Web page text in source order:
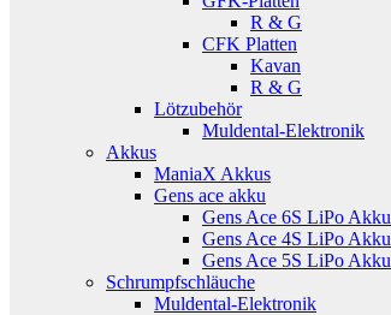
R & G
CFK Platten
Kavan
R & G
Lötzubehör
Muldental-Elektronik
Akkus
ManiaX Akkus
Gens ace akku
Gens Ace 6S LiPo Akku
Gens Ace 4S LiPo Akku
Gens Ace 5S LiPo Akku
Schrumpfschläuche
Muldental-Elektronik